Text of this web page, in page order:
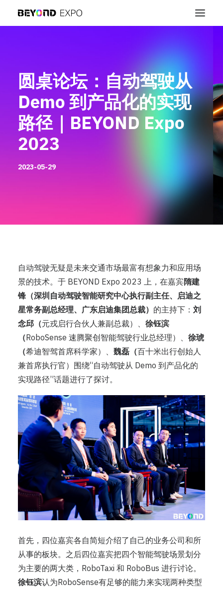
圆桌论坛：自动驾驶从
Demo 到产品化的实现
路径｜BEYOND Expo
2023
2023-05-29
自动驾驶无疑是未来交通市场最富有想象力和应用场
景的技术。于 BEYOND Expo 2023 上，在嘉宾隋建
锋（深圳自动驾驶智能研究中心执行副主任、启迪之
星常务副总经理、广东启迪集团总裁） 的主持下： 刘
念邱（元戎启行合伙人兼副总裁）、 徐钰滨
（RoboSense 速腾聚创智能驾驶行业总经理）、 徐琥
（希迪智驾首席科学家）、 魏磊（百十米出行创始人
兼首席执行官）围绕“自动驾驶从 Demo 到产品化的
实现路径”话题进行了探讨。
首先，四位嘉宾各自简短介绍了自己的业务公司和所
从事的板块。之后四位嘉宾把四个智能驾驶场景划分
为主要的两大类，RoboTaxi 和 RoboBus 进行讨论。
徐钰滨认为RoboSense有足够的能力来实现两种类型